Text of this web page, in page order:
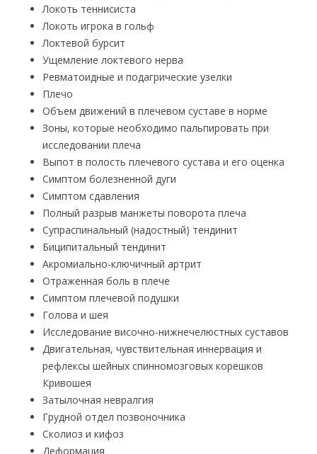
Локоть теннисиста
Локоть игрока в гольф
Локтевой бурсит
Ущемление локтевого нерва
Ревматоидные и подагрические узелки
Плечо
Объем движений в плечевом суставе в норме
Зоны, которые необходимо пальпировать при
исследовании плеча
Выпот в полость плечевого сустава и его оценка
Симптом болезненной дуги
Симптом сдавления
Полный разрыв манжеты поворота плеча
Супраспинальный (надостный) тендинит
Биципитальный тендинит
Акромиально-ключичный артрит
Отраженная боль в плече
Симптом плечевой подушки
Голова и шея
Исследование височно-нижнечелюстных суставов
Двигательная, чувствительная иннервация и
рефлексы шейных спинномозговых корешков
Кривошея
Затылочная невралгия
Грудной отдел позвоночника
Сколиоз и кифоз
Деформация